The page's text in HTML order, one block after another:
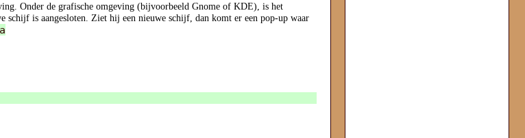
Onder de grafische omgeving (bijvoorbeeld Gnome of KDE), is het
schijf is aangesloten. Ziet hij een nieuwe schijf, dan komt er een pop-up waar